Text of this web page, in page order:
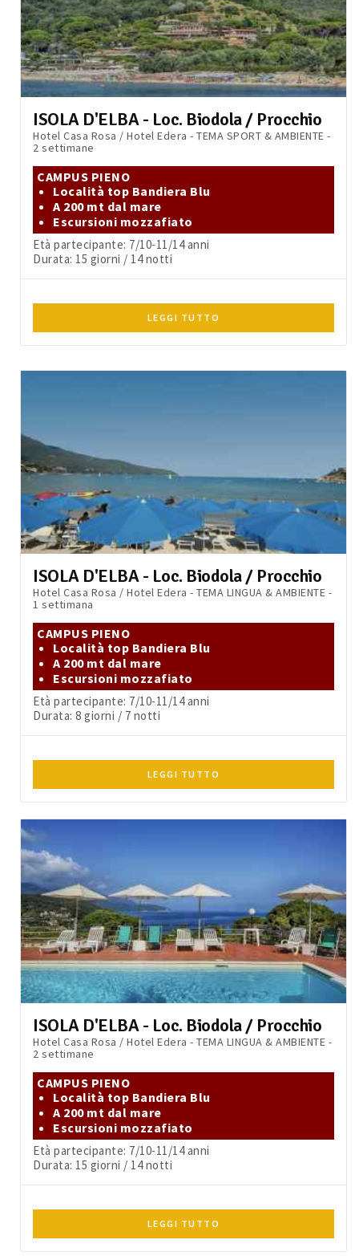
ISOLA D'ELBA - Loc. Biodola / Procchio
Hotel Casa Rosa / Hotel Edera - TEMA SPORT & AMBIENTE -
2 settimane
CAMPUS PIENO
Località top Bandiera Blu
A 200 mt dal mare
Escursioni mozzafiato
Età partecipante: 7/10-11/14 anni
Durata: 15 giorni / 14 notti
LEGGI TUTTO
ISOLA D'ELBA - Loc. Biodola / Procchio
Hotel Casa Rosa / Hotel Edera - TEMA LINGUA & AMBIENTE -
1 settimana
CAMPUS PIENO
Località top Bandiera Blu
A 200 mt dal mare
Escursioni mozzafiato
Età partecipante: 7/10-11/14 anni
Durata: 8 giorni / 7 notti
LEGGI TUTTO
ISOLA D'ELBA - Loc. Biodola / Procchio
Hotel Casa Rosa / Hotel Edera - TEMA LINGUA & AMBIENTE -
2 settimane
CAMPUS PIENO
Località top Bandiera Blu
A 200 mt dal mare
Escursioni mozzafiato
Età partecipante: 7/10-11/14 anni
Durata: 15 giorni / 14 notti
LEGGI TUTTO